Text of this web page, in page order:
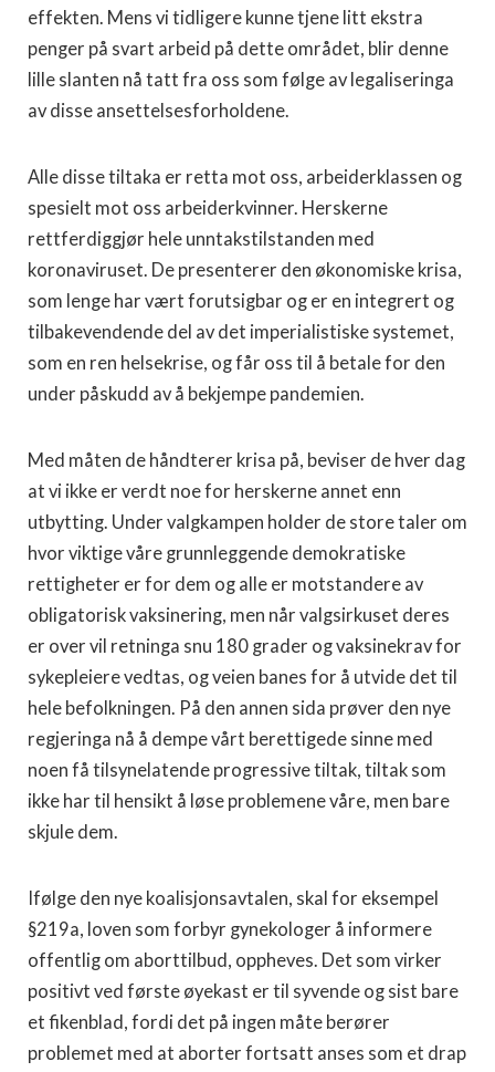
effekten. Mens vi tidligere kunne tjene litt ekstra
penger på svart arbeid på dette området, blir denne
lille slanten nå tatt fra oss som følge av legaliseringa
av disse ansettelsesforholdene.
Alle disse tiltaka er retta mot oss, arbeiderklassen og
spesielt mot oss arbeiderkvinner. Herskerne
rettferdiggjør hele unntakstilstanden med
koronaviruset. De presenterer den økonomiske krisa,
som lenge har vært forutsigbar og er en integrert og
tilbakevendende del av det imperialistiske systemet,
som en ren helsekrise, og får oss til å betale for den
under påskudd av å bekjempe pandemien.
Med måten de håndterer krisa på, beviser de hver dag
at vi ikke er verdt noe for herskerne annet enn
utbytting. Under valgkampen holder de store taler om
hvor viktige våre grunnleggende demokratiske
rettigheter er for dem og alle er motstandere av
obligatorisk vaksinering, men når valgsirkuset deres
er over vil retninga snu 180 grader og vaksinekrav for
sykepleiere vedtas, og veien banes for å utvide det til
hele befolkningen. På den annen sida prøver den nye
regjeringa nå å dempe vårt berettigede sinne med
noen få tilsynelatende progressive tiltak, tiltak som
ikke har til hensikt å løse problemene våre, men bare
skjule dem.
Ifølge den nye koalisjonsavtalen, skal for eksempel
§219a, loven som forbyr gynekologer å informere
offentlig om aborttilbud, oppheves. Det som virker
positivt ved første øyekast er til syvende og sist bare
et fikenblad, fordi det på ingen måte berører
problemet med at aborter fortsatt anses som et drap